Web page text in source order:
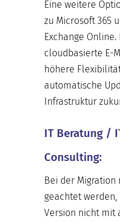
Eine weitere
zu Microsoft 365
Exchange
cloudbasierte E-
höhere
automatische
Infrastruktur
IT Beratung /
Consulting:
Bei der Migration
geachtet
Version nicht mit